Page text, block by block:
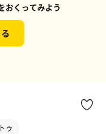
おくってみよう
ゥ